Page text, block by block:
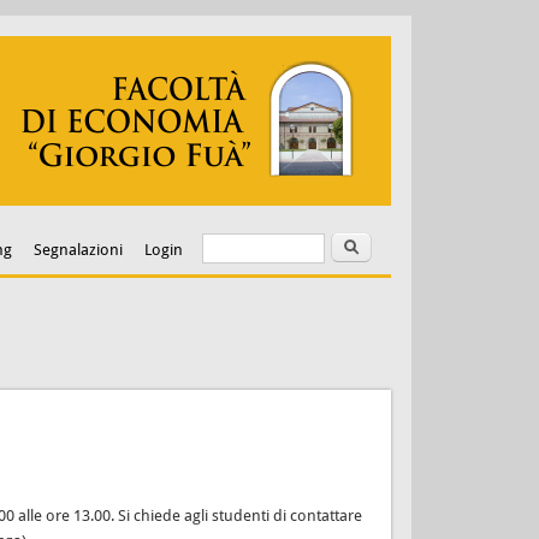
Segnalazioni Login Form di ricerca
Cerca
alle ore 13.00. Si chiede agli studenti di contattare